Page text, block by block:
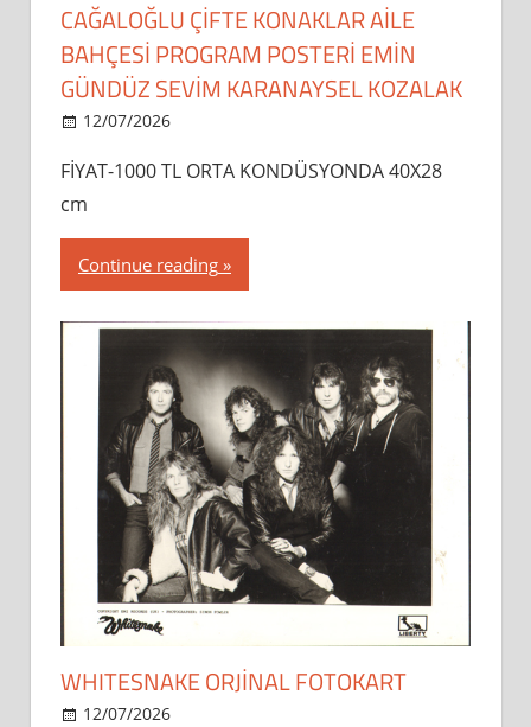
CAĞALOĞLU ÇİFTE KONAKLAR AİLE
BAHÇESİ PROGRAM POSTERİ EMİN
GÜNDÜZ SEVİM KARANAYSEL KOZALAK
12/07/2026
FİYAT-1000 TL ORTA KONDÜSYONDA 40X28
cm
Continue reading
WHITESNAKE ORJİNAL FOTOKART
12/07/2026